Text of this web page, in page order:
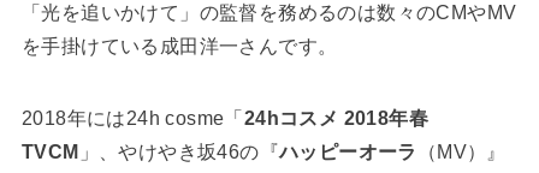
「光を追いかけて」の監督を務めるのは数々のCMやMV
を手掛けている成田洋一さんです。
2018年には24h cosme「 24hコスメ 2018年春
TVCM 」、やけやき坂46の『ハッピーオーラ
（MV）』